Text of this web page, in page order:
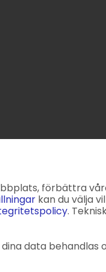
?
förbättra
kan du välja
.
data behandlas